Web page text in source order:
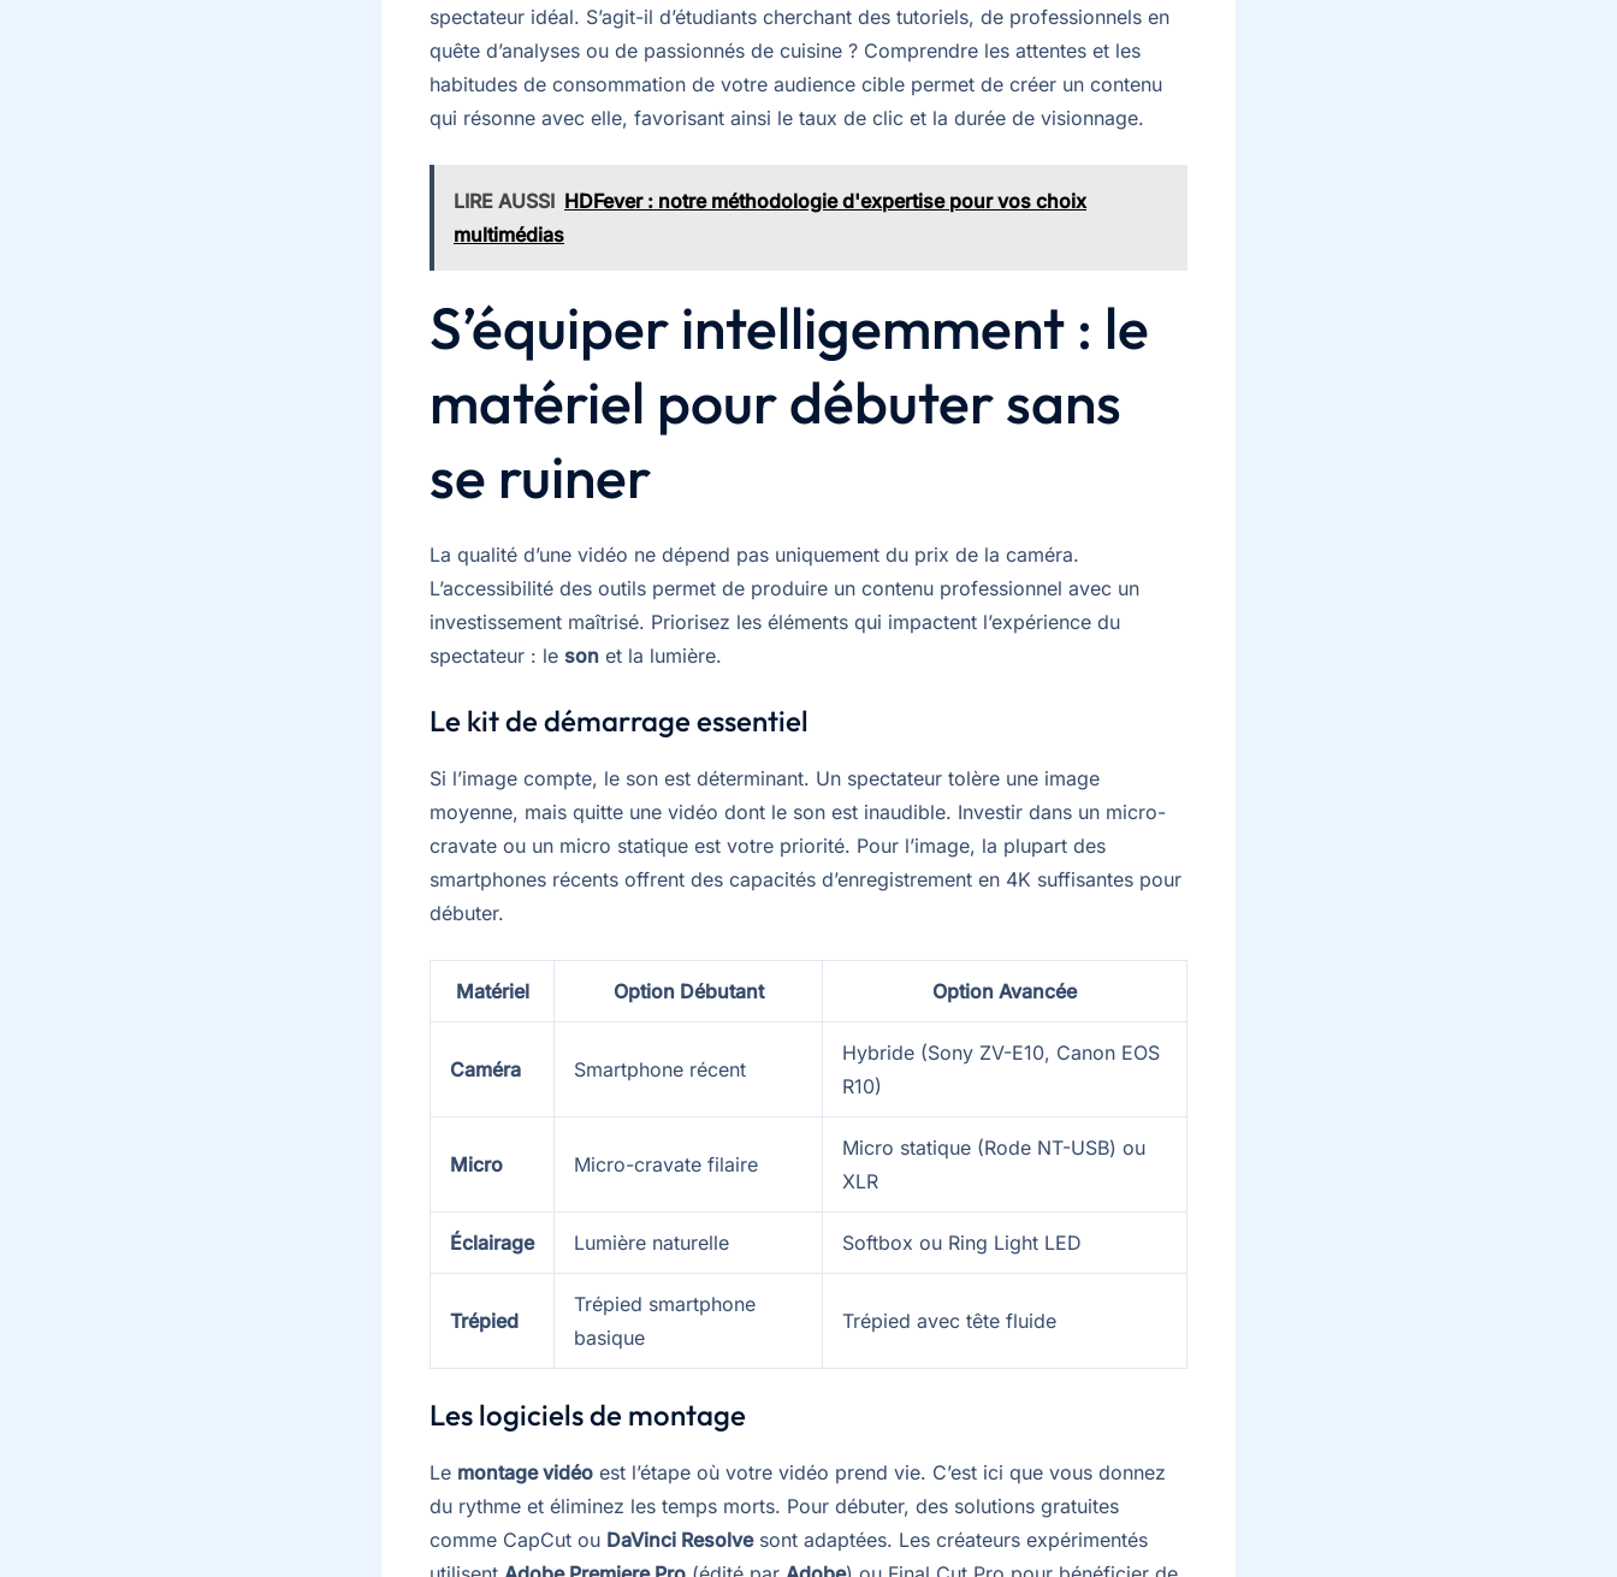
spectateur idéal. S’agit-il d’étudiants cherchant des tutoriels, de professionnels en
quête d’analyses ou de passionnés de cuisine ? Comprendre les attentes et les
habitudes de consommation de votre audience cible permet de créer un contenu
qui résonne avec elle, favorisant ainsi le taux de clic et la durée de visionnage.
LIRE AUSSI HDFever : notre méthodologie d'expertise pour vos choix
multimédias
S’équiper intelligemment : le
matériel pour débuter sans
se ruiner
La qualité d’une vidéo ne dépend pas uniquement du prix de la caméra.
L’accessibilité des outils permet de produire un contenu professionnel avec un
investissement maîtrisé. Priorisez les éléments qui impactent l’expérience du
spectateur : le son et la lumière.
Le kit de démarrage essentiel
Si l’image compte, le son est déterminant. Un spectateur tolère une image
moyenne, mais quitte une vidéo dont le son est inaudible. Investir dans un micro-
cravate ou un micro statique est votre priorité. Pour l’image, la plupart des
smartphones récents offrent des capacités d’enregistrement en 4K suffisantes pour
débuter.
Matériel Option Débutant Option Avancée
Caméra Smartphone récent
Hybride (Sony ZV-E10, Canon EOS
R10)
Micro Micro-cravate filaire
Micro statique (Rode NT-USB) ou
XLR
Éclairage Lumière naturelle Softbox ou Ring Light LED
Trépied
Trépied smartphone
basique
Trépied avec tête fluide
Les logiciels de montage
Le montage vidéo est l’étape où votre vidéo prend vie. C’est ici que vous donnez
du rythme et éliminez les temps morts. Pour débuter, des solutions gratuites
comme CapCut ou DaVinci Resolvesont adaptées. Les créateurs expérimentés